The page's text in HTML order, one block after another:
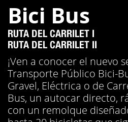
Bici Bus
RUTA DEL CARRILET I
RUTA DEL CARRILET II
¡Ven a conocer el nuevo
Transporte Público Bici-
Gravel, Eléctrica o de
Bus, un autocar directo,
con un remolque